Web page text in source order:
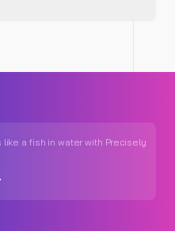
like a fish in water with Precisely